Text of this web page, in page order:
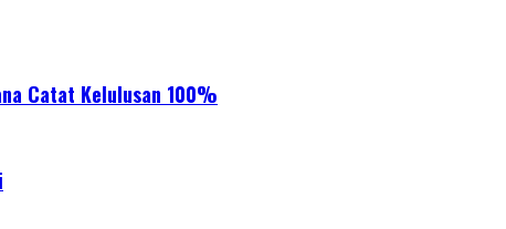
Catat Kelulusan 100%